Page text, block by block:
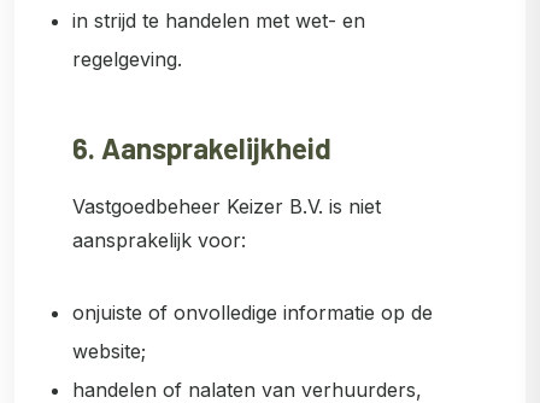
in strijd te handelen met wet- en
regelgeving.
6. Aansprakelijkheid
Vastgoedbeheer Keizer B.V. is niet
aansprakelijk voor:
onjuiste of onvolledige informatie op de
website;
handelen of nalaten van verhuurders,